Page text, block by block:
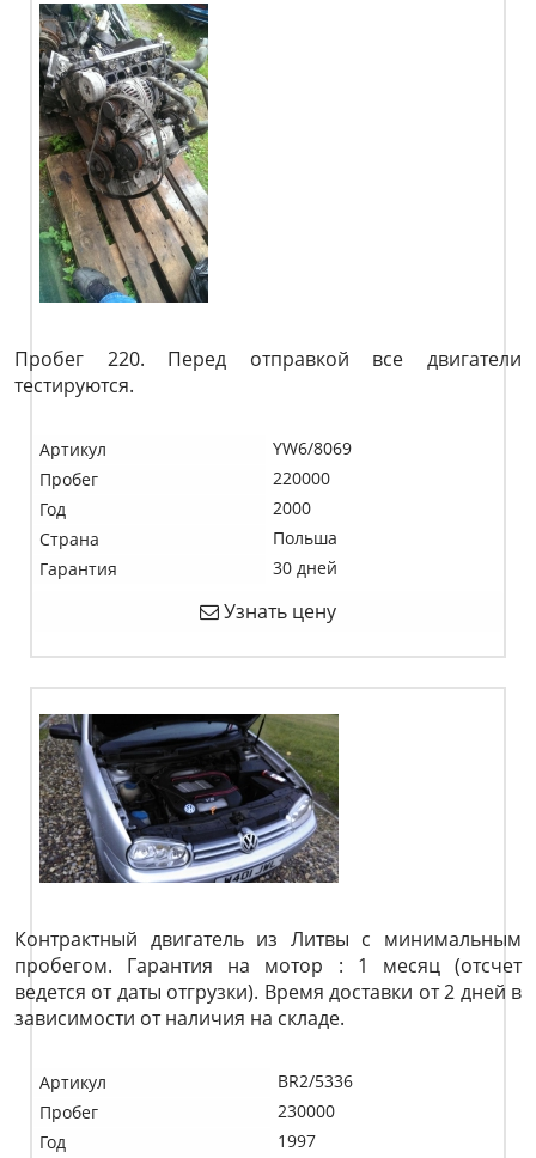
Пробег 220. Перед отправкой все двигатели
тестируются.
Артикул
YW6/8069
Пробег
220000
Год
2000
Страна
Польша
Гарантия
30 дней
Узнать цену
Контрактный двигатель из Литвы с минимальным
пробегом. Гарантия на мотор : 1 месяц (отсчет
ведется от даты отгрузки). Время доставки от 2 дней в
зависимости от наличия на складе.
Артикул
BR2/5336
Пробег
230000
Год
1997